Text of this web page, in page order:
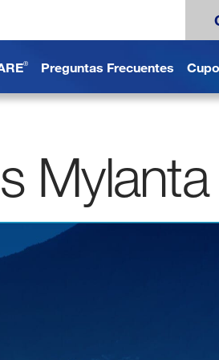
® Preguntas Frecuentes
Mylanta